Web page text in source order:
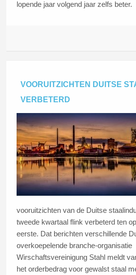
lopende jaar volgend jaar zelfs beter.
VOORUITZICHTEN DUITSE
VERBETERD
vooruitzichten van de Duitse
tweede kwartaal flink verbeterd ten
eerste. Dat berichten verschillende
overkoepelende branche-organisatie
Wirschaftsvereinigung Stahl meldt
het orderbedrag voor gewalst staal